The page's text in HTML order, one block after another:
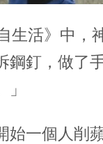
生活》中，
鋼釘，做了
始一個人削